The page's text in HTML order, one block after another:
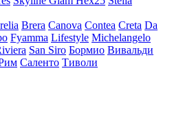
Brera Canova Contea Creta Da
Fyamma Lifestyle Michelangelo
San Siro Бормио Вивальди
Саленто Тиволи